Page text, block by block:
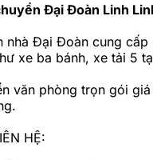
Đại Đoàn Linh
nhà Đại Đoàn cung cấp
xe ba bánh, xe tải 5
văn phòng trọn gói
HỆ: